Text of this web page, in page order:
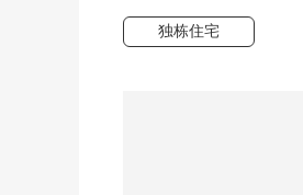
独栋住宅